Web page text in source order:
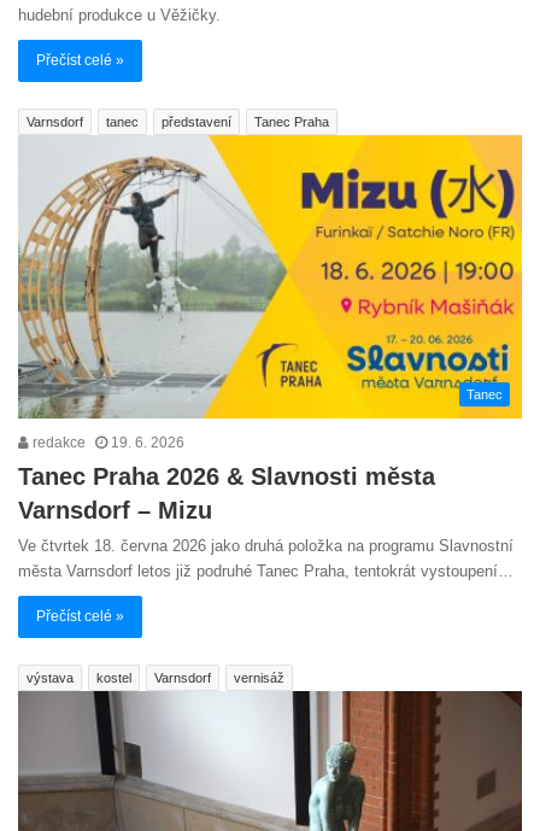
hudební produkce u Věžičky.
Přečíst celé »
Varnsdorf tanec představení Tanec Praha
Tanec
redakce 19. 6. 2026
Tanec Praha 2026 & Slavnosti města
Varnsdorf – Mizu
Ve čtvrtek 18. června 2026 jako druhá položka na programu Slavnostní
města Varnsdorf letos již podruhé Tanec Praha, tentokrát vystoupení…
Přečíst celé »
výstava kostel Varnsdorf vernisáž